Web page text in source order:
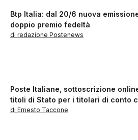
Btp Italia: dal 20/6 nuova
doppio premio fedeltà
di redazione Postenews
Poste Italiane, sottoscrizione
titoli di Stato per i titolari di conto
di Ernesto Taccone